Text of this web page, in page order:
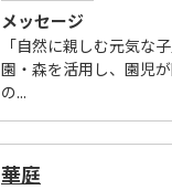
メッセージ
「自然に親しむ元気な
園・森を活用し、園児
の...
華庭